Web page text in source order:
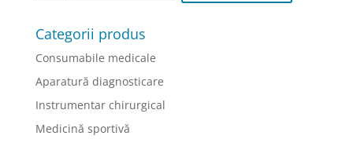
Categorii produs
Consumabile medicale
Aparatură diagnosticare
Instrumentar chirurgical
Medicină sportivă